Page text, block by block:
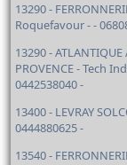
13290 -
Roquefavour - -
13290 -
PROVENCE - Tech
0442538040 -
13400 - LEVRAY
0444880625 -
13540 -